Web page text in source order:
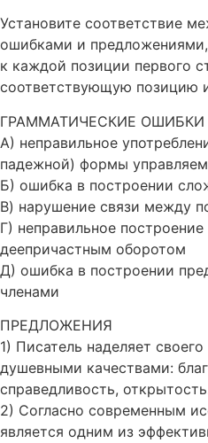
Установите соответствие
ошибками и
к каждой позиции первого
соответствующую позицию
ГРАММАТИЧЕСКИЕ ОШИБКИ
A) неправильное
падежной) формы
Б) ошибка в построении
B) нарушение связи между
Г) неправильное
деепричастным оборотом
Д) ошибка в построении
членами
ПРЕДЛОЖЕНИЯ
1) Писатель наделяет
душевными качествами:
справедливость,
2) Согласно современным
является одним из